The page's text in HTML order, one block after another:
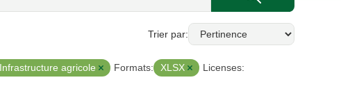
Trier par
agricole Formats: XLSX
Licenses: